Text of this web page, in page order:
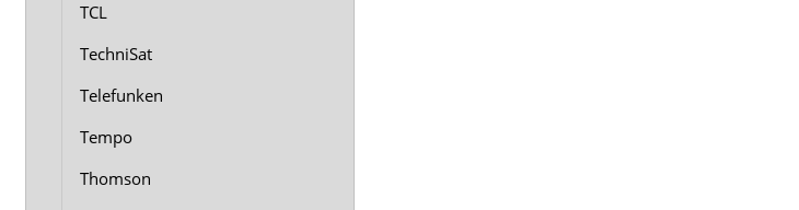
TCL
TechniSat
Telefunken
Tempo
Thomson